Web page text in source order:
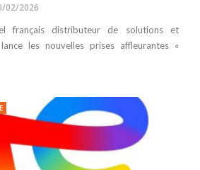
02/2026
français distributeur de solutions et
les nouvelles prises affleurantes «